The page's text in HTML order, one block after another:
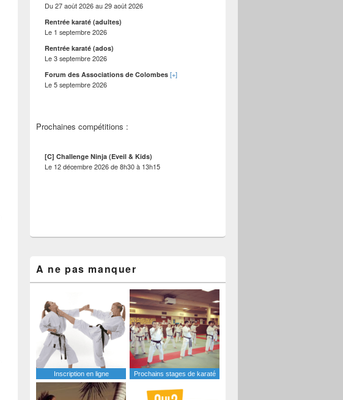
Du27 août 2026au29 août 2026
Rentrée karaté (adultes)
Le 1 septembre 2026
Rentrée karaté (ados)
Le3 septembre 2026
Forum des Associations de Colombes [+]
Le5 septembre 2026
Prochaines compétitions :
[C] Challenge Ninja (Eveil & Kids)
Le 12 décembre 2026de8h30à 13h15
A ne pas manquer
Inscription en ligne Prochains stages de karaté